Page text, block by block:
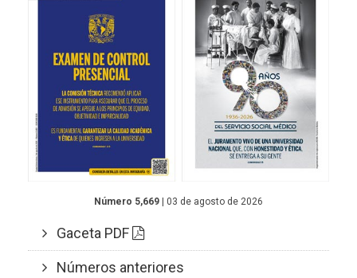
Número 5,669 | 03 de agosto de 2026
Gaceta PDF
Números anteriores